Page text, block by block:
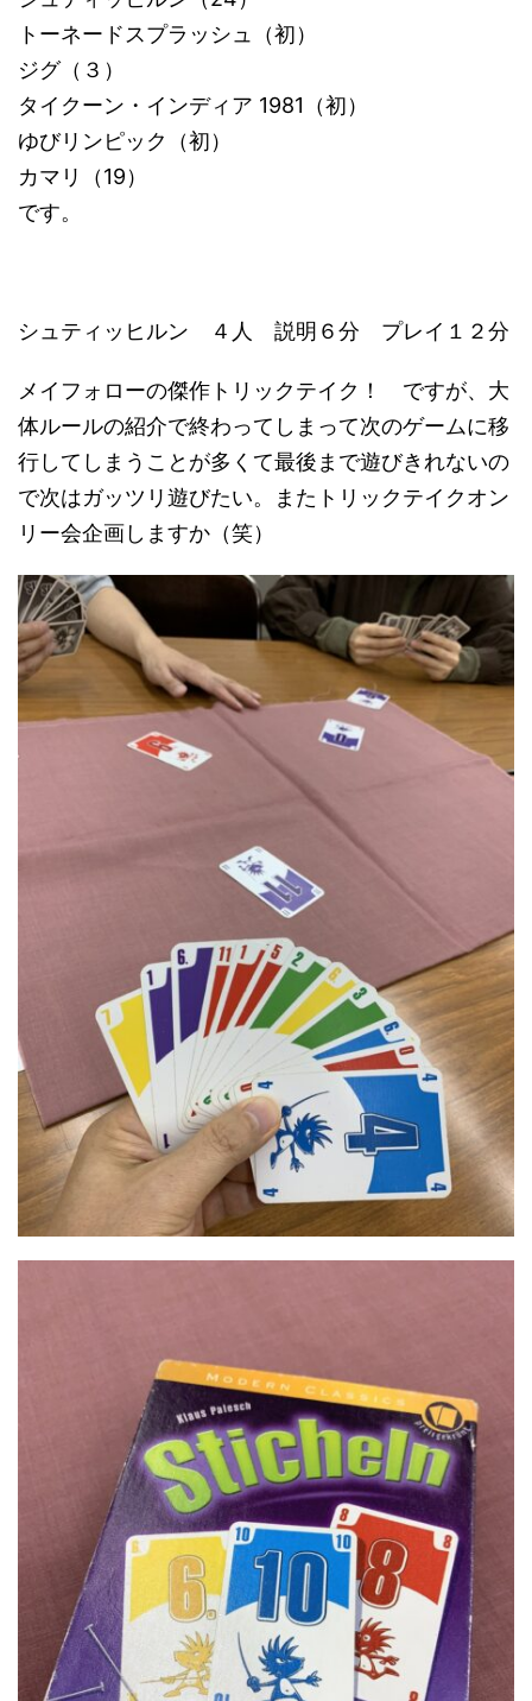
トーネードスプラッシュ（初）
ジグ（３）
タイクーン・インディア 1981（初）
ゆびリンピック（初）
カマリ（19）
です。
シュティッヒルン ４人 説明６分 プレイ１２分
メイフォローの傑作トリックテイク！ ですが、大
体ルールの紹介で終わってしまって次のゲームに移
行してしまうことが多くて最後まで遊びきれないの
で次はガッツリ遊びたい。またトリックテイクオン
リー会企画しますか（笑）